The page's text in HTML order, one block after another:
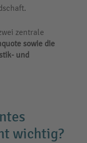
zentrale
sowie die
und
wichtig?